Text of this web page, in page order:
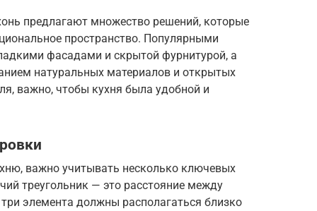
предлагают множество решений, которые
пространство. Популярными
фасадами и скрытой фурнитурой, а
натуральных материалов и открытых
важно, чтобы кухня была удобной и
важно учитывать несколько ключевых
треугольник — это расстояние между
элемента должны располагаться близко